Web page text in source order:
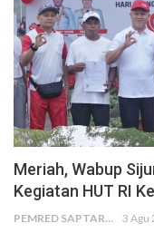
Meriah, Wabup
Kegiatan HUT RI
PEMRED SAPTARIUS 3 Agu